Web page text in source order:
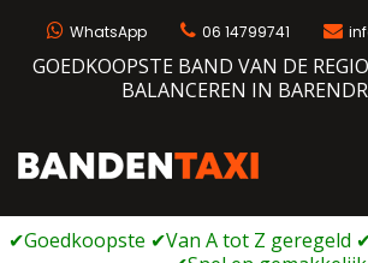
WhatsApp 06 14799741
GOEDKOOPSTE BAND VAN DE
BALANCEREN IN